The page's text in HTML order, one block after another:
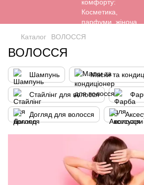
Каталог ВОЛОССЯ
ВОЛОССЯ
Шампунь Маски та
Стайлінг для волосся
Догляд для волосся